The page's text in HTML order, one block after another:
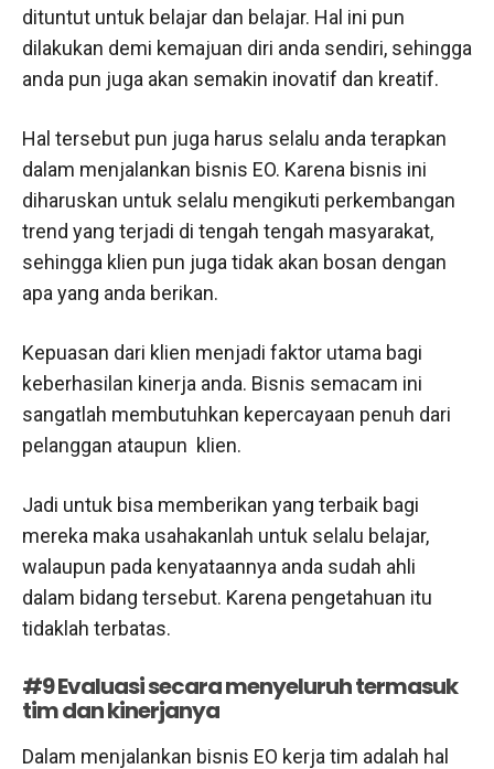
dituntut untuk belajar dan belajar. Hal ini pun
dilakukan demi kemajuan diri anda sendiri, sehingga
anda pun juga akan semakin inovatif dan kreatif.
Hal tersebut pun juga harus selalu anda terapkan
dalam menjalankan bisnis EO. Karena bisnis ini
diharuskan untuk selalu mengikuti perkembangan
trend yang terjadi di tengah tengah masyarakat,
sehingga klien pun juga tidak akan bosan dengan
apa yang anda berikan.
Kepuasan dari klien menjadi faktor utama bagi
keberhasilan kinerja anda. Bisnis semacam ini
sangatlah membutuhkan kepercayaan penuh dari
pelanggan ataupun klien.
Jadi untuk bisa memberikan yang terbaik bagi
mereka maka usahakanlah untuk selalu belajar,
walaupun pada kenyataannya anda sudah ahli
dalam bidang tersebut. Karena pengetahuan itu
tidaklah terbatas.
#9 Evaluasi secara menyeluruh termasuk
tim dan kinerjanya
Dalam menjalankan bisnis EO kerja tim adalah hal